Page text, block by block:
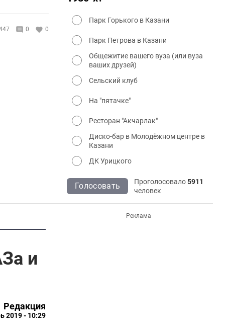
0 0
Парк Горького в Казани
Парк Петрова в Казани
Общежитие вашего вуза (или вуза
ваших друзей)
Сельский клуб
На "пятачке"
Ресторан "Акчарлак"
Диско-бар в Молодёжном центре в
Казани
ДК Урицкого
Голосовать Проголосовало5911
человек
и
Редакция
2019 - 10:29
Реклама